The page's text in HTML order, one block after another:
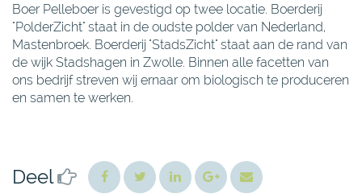
Boer Pelleboer is gevestigd op twee locatie. Boerderij
"PolderZicht" staat in de oudste polder van Nederland,
Mastenbroek. Boerderij "StadsZicht" staat aan de rand van
de wijk Stadshagen in Zwolle. Binnen alle facetten van
ons bedrijf streven wij ernaar om biologisch te produceren
en samen te werken.
Deel